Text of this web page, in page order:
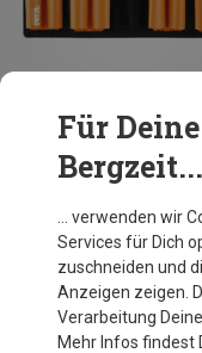
Octo Eisschraubentasche
Für
Bergzeit...
… verwenden wir
Services für Dich
zuschneiden und
Anzeigen zeigen.
Verarbeitung
Mehr Infos findest